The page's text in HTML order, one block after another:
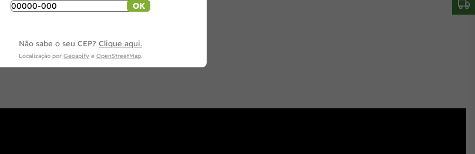
OK
Não sabe o seu CEP? Clique aqui.
Localização por Geoapify e OpenStreetMap.